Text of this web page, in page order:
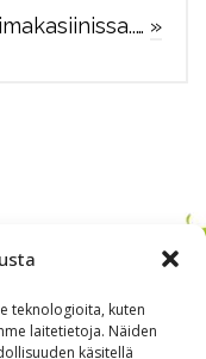
teknologioita, kuten
laitetietoja. Näiden
käsitellä
»